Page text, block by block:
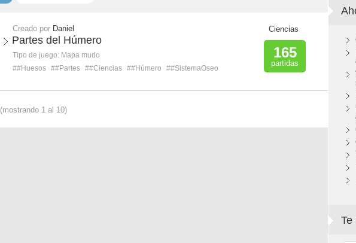
Creado por Daniel
Partes del Húmero
Tipo de juego: Mapa mudo
##Huesos ##Partes ##Ciencias ##Húmero ##SistemaOseo
Ciencias
165
partidas
(mostrando 1 al 10)
Te